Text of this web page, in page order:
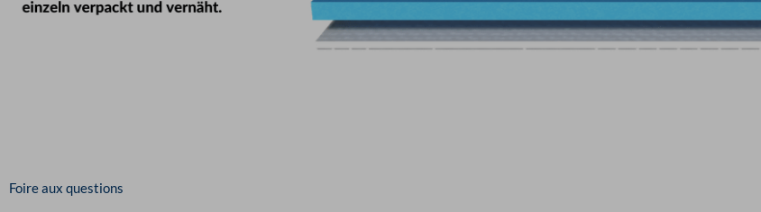
Foire aux questions